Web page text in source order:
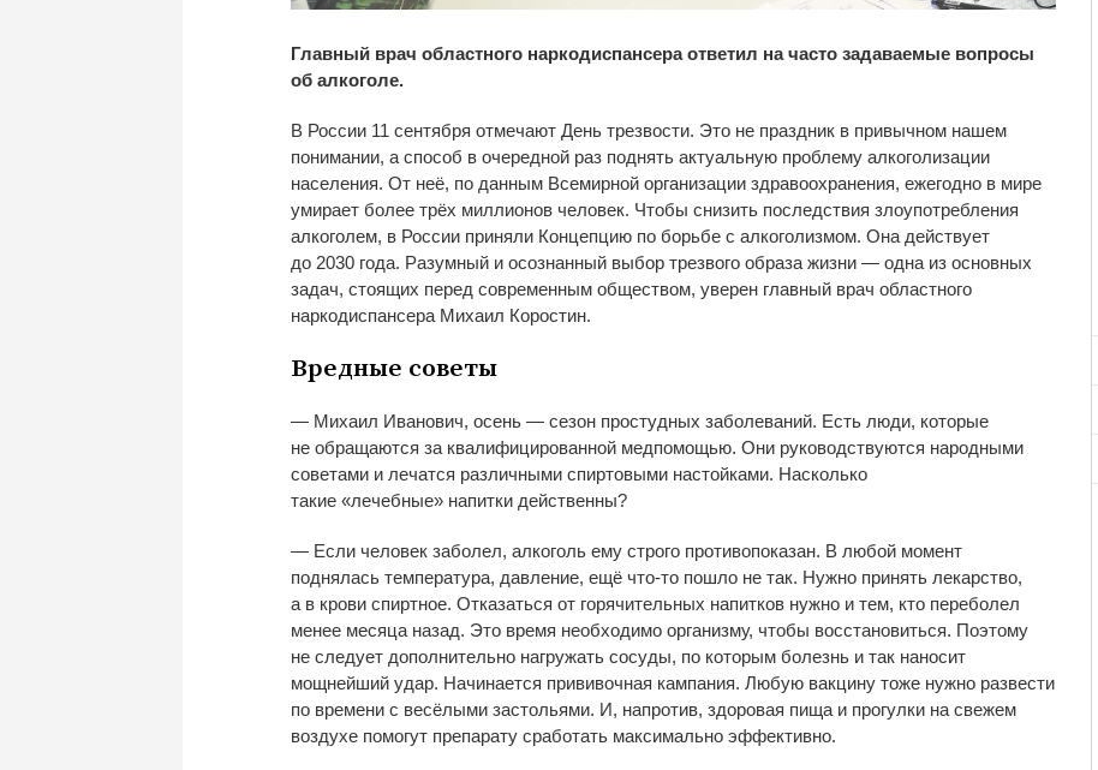
Главный врач областного наркодиспансера ответил на часто задаваемые вопросы
об алкоголе.
В России 11 сентября отмечают День трезвости. Это не праздник в привычном нашем
понимании, а способ в очередной раз поднять актуальную проблему алкоголизации
населения. От неё, по данным Всемирной организации здравоохранения, ежегодно в мире
умирает более трёх миллионов человек. Чтобы снизить последствия злоупотребления
алкоголем, в России приняли Концепцию по борьбе с алкоголизмом. Она действует
до 2030 года. Разумный и осознанный выбор трезвого образа жизни — одна из основных
задач, стоящих перед современным обществом, уверен главный врач областного
наркодиспансера Михаил Коростин.
Вредные советы
— Михаил Иванович, осень — сезон простудных заболеваний. Есть люди, которые
не обращаются за квалифицированной медпомощью. Они руководствуются народными
советами и лечатся различными спиртовыми настойками. Насколько
такие «лечебные» напитки действенны?
— Если человек заболел, алкоголь ему строго противопоказан. В любой момент
поднялась температура, давление, ещё что-то пошло не так. Нужно принять лекарство,
а в крови спиртное. Отказаться от горячительных напитков нужно и тем, кто переболел
менее месяца назад. Это время необходимо организму, чтобы восстановиться. Поэтому
не следует дополнительно нагружать сосуды, по которым болезнь и так наносит
мощнейший удар. Начинается прививочная кампания. Любую вакцину тоже нужно развести
по времени с весёлыми застольями. И, напротив, здоровая пища и прогулки на свежем
воздухе помогут препарату сработать максимально эффективно.